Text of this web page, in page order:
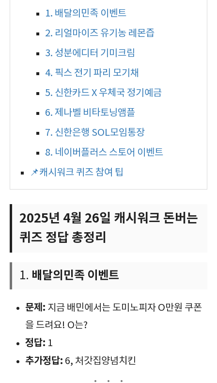
1. 배달의민족 이벤트
2. 리얼마이즈 유기농 레몬즙
3. 성분에디터 기미크림
4. 픽스 전기 파리 모기채
5. 신한카드 X 우체국 정기예금
6. 제나벨 비타토닝앰플
7. 신한은행 SOL모임통장
8. 네이버플러스 스토어 이벤트
📌캐시워크 퀴즈 참여 팁
2025년 4월 26일 캐시워크 돈버는
퀴즈 정답 총정리
1. 배달의민족 이벤트
문제: 지금 배민에서는 도미노피자 O만원 쿠폰
을 드려요! O는?
정답: 1
추가정답: 6, 처갓집양념치킨